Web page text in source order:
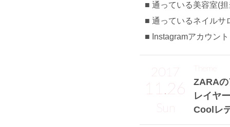
通っている美容室(
通っているネイルサ
Instagramアカウン
2017
11.26
Sun
ZARA
レイヤ
Coolレ
Theme